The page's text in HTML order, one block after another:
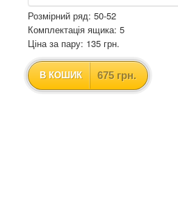
Розмірний ряд: 50-52
Комплектація ящика: 5
Ціна за пару: 135 грн.
В КОШИК 675 грн.